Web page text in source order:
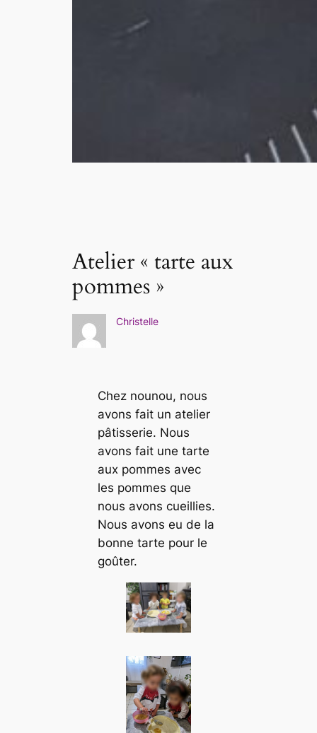
Atelier « tarte aux
pommes »
Christelle
Chez nounou, nous
avons fait un atelier
pâtisserie. Nous
avons fait une tarte
aux pommes avec
les pommes que
nous avons cueillies.
Nous avons eu de la
bonne tarte pour le
goûter.